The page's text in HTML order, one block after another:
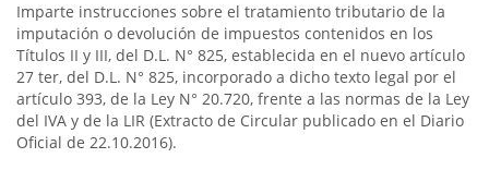
Imparte instrucciones sobre el tratamiento tributario de la
imputación o devolución de impuestos contenidos en los
Títulos II y III, del D.L. N° 825, establecida en el nuevo artículo
27 ter, del D.L. N° 825, incorporado a dicho texto legal por el
artículo 393, de la Ley N° 20.720, frente a las normas de la Ley
del IVA y de la LIR (Extracto de Circular publicado en el Diario
Oficial de 22.10.2016).